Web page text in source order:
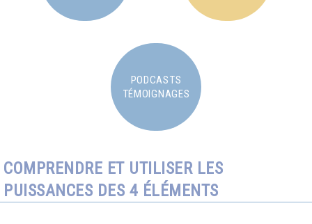
PODCASTS
TÉMOIGNAGES
COMPRENDRE ET UTILISER LES
PUISSANCES DES 4 ÉLÉMENTS